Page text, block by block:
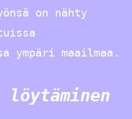
on nähty
ympäri maailmaa.